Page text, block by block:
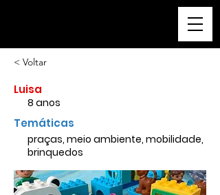
< Voltar
Luisa
8 anos
Temáticas
praças, meio ambiente, mobilidade,
brinquedos